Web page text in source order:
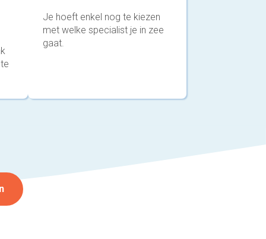
Je hoeft enkel nog te kiezen
met welke specialist je in zee
gaat.